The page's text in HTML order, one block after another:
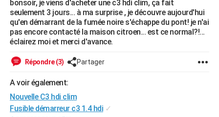
Essais
Réserver un essai
Citadines
Berlines
SUV
Forum auto
+HIGH-TECH
Mobiles
Meilleur smartphone
Internet
Ordinateurs
Jeux vidéo
Guide high-tech
+BRICOLAGE
Forum
Aménagement intérieur
Extérieur
Cuisine
Salle de bains
Jardinage
Rangement
Guides de France
Escapades
Patrimoine
Expositions
Musées
Week-end nature
Art de vivre
Bien-être
Loisirs
Mode
Modes de vie
Alimentation
Guide de la santé
Maladies
Médicaments
Sommeil
VOYAGE
bonsoir, je viens d'acheter une c3 hdi clim, ça fait
seulement 3 jours... à ma surprise , je découvre aujourd'hui
qu'en démarrant de la fumée noire s'échappe du pont! je n'ai
pas encore contacté la maison citroen... est ce normal?!...
éclairez moi et merci d'avance.
Répondre (3) Partager
A voir également:
Nouvelle C3 hdi clim
Fusible démarreur c3 1.4 hdi ✓